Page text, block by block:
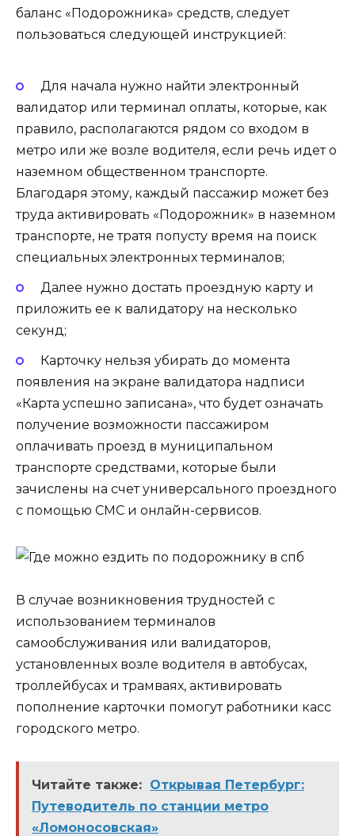
баланс «Подорожника» средств, следует
пользоваться следующей инструкцией:
Для начала нужно найти электронный
валидатор или терминал оплаты, которые, как
правило, располагаются рядом со входом в
метро или же возле водителя, если речь идет о
наземном общественном транспорте.
Благодаря этому, каждый пассажир может без
труда активировать «Подорожник» в наземном
транспорте, не тратя попусту время на поиск
специальных электронных терминалов;
Далее нужно достать проездную карту и
приложить ее к валидатору на несколько
секунд;
Карточку нельзя убирать до момента
появления на экране валидатора надписи
«Карта успешно записана», что будет означать
получение возможности пассажиром
оплачивать проезд в муниципальном
транспорте средствами, которые были
зачислены на счет универсального проездного
с помощью СМС и онлайн-сервисов.
В случае возникновения трудностей с
использованием терминалов
самообслуживания или валидаторов,
установленных возле водителя в автобусах,
троллейбусах и трамваях, активировать
пополнение карточки помогут работники касс
городского метро.
Читайте также: Открывая Петербург:
Путеводитель по станции метро
«Ломоносовская»